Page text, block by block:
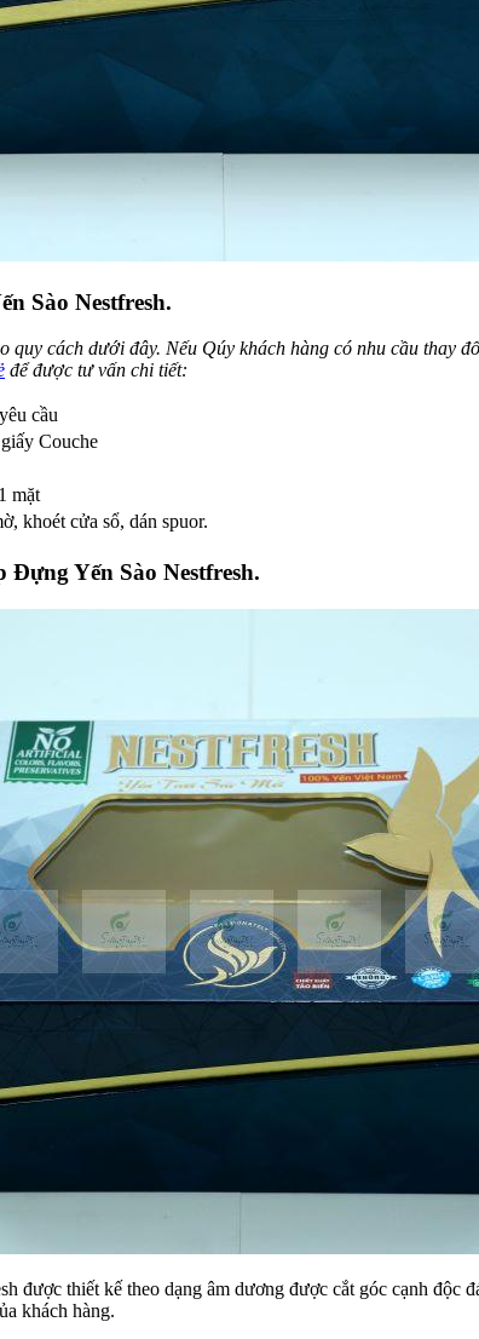
Sào Nestfresh.
quy cách dưới đây. Nếu Qúy khách hàng có nhu cầu
để được tư vấn chi tiết:
cầu
Couche
mặt
khoét cửa sổ, dán spuor.
Yến Sào Nestfresh.
được thiết kế theo dạng âm dương được cắt góc cạnh
khách hàng.